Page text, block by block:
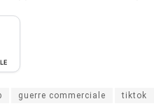
guerre commerciale tiktok